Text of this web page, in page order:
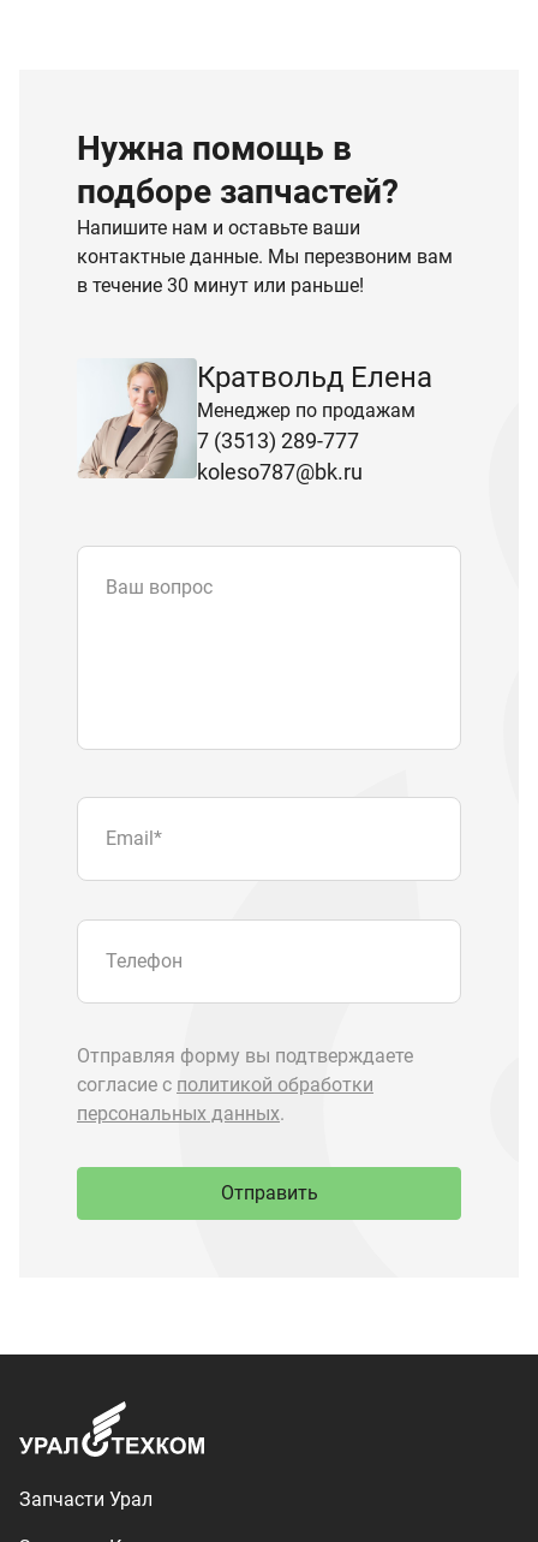
Нужна помощь в
подборе запчастей?
Напишите нам и оставьте ваши
контактные данные. Мы перезвоним вам
в течение 30 минут или раньше!
Кратвольд Елена
Менеджер по продажам
7 (3513) 289-777
koleso787@bk.ru
Ваш вопрос
Запчасти Урал
Запчасти Камаз
Спецпредложения
Доставка и оплата
utkm@mail.ru